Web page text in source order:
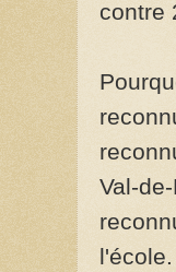
contre
Val-